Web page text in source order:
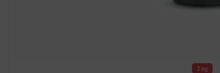
3 mg